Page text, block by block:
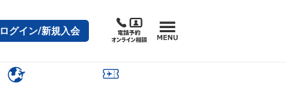
ログイン/新規入会